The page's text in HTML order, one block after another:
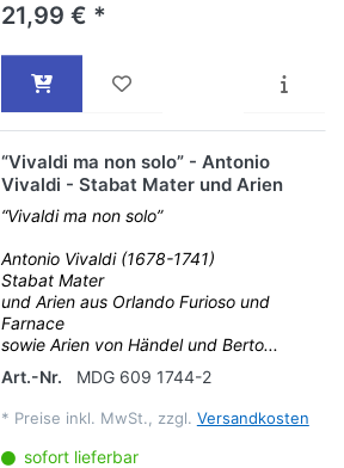
21,99 € *
“Vivaldi ma non solo” - Antonio
Vivaldi - Stabat Mater und Arien
“Vivaldi ma non solo”
Antonio Vivaldi (1678-1741)
Stabat Mater
und Arien aus Orlando Furioso und
Farnace
sowie Arien von Händel und Berto...
Art.-Nr.
MDG 609 1744-2
* Preise inkl. MwSt., zzgl. Versandkosten
sofort lieferbar